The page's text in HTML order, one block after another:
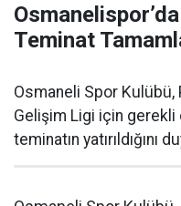
Teminat
Osmaneli Spor
Gelişim Ligi için gerekli
teminatın yatırıldığını